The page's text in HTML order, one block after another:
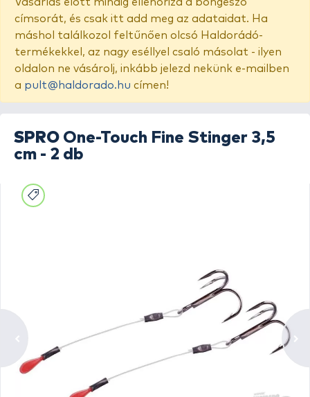
címsorát, és csak itt add meg az adataidat. Ha
máshol találkozol feltűnően olcsó Haldorádó-
termékekkel, az nagy eséllyel csaló másolat - ilyen
oldalon ne vásárolj, inkább jelezd nekünk e-mailben
a pult@haldorado.hu címen!
SPRO One-Touch Fine Stinger 3,5
cm - 2 db